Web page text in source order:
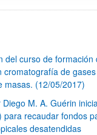
del curso de formación
cromatografía de
masas. (12/05/2017)
Diego M. A. Guérin
para recaudar fondos
desatendidas